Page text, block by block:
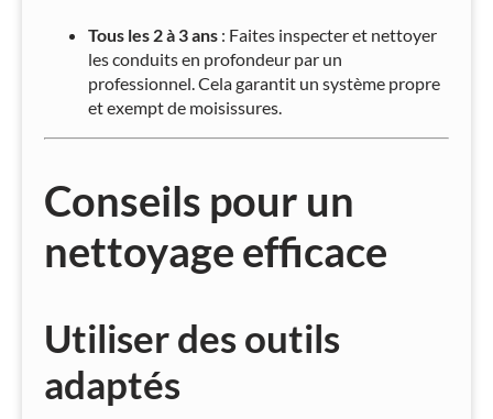
Tous les 2 à 3 ans : Faites inspecter et nettoyer
les conduits en profondeur par un
professionnel. Cela garantit un système propre
et exempt de moisissures.
Conseils pour un
nettoyage efficace
Utiliser des outils
adaptés